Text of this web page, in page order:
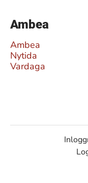
Ambea
Ambea
Nytida
Vardaga